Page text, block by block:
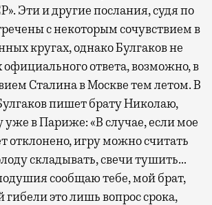
Эти и другие послания, судя по
с некоторым сочувствием в
кругах, однако Булгаков не
ответа, возможно, в
Сталина в Москве тем летом. В
пишет брату Николаю,
в Париже: «В случае, если мое
отклонено, игру можно считать
складывать, свечи тушить…
сообщаю тебе, мой брат,
гибели это лишь вопрос срока,